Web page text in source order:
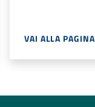
VAI ALLA PAGINA